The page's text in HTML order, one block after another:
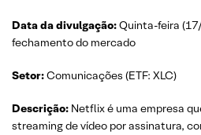
Data da divulgação:Quinta-feira
fechamento do mercado
Setor:Comunicações (ETF: XLC)
Descrição: Netflix é uma empresa
streaming de vídeo por assinatura,